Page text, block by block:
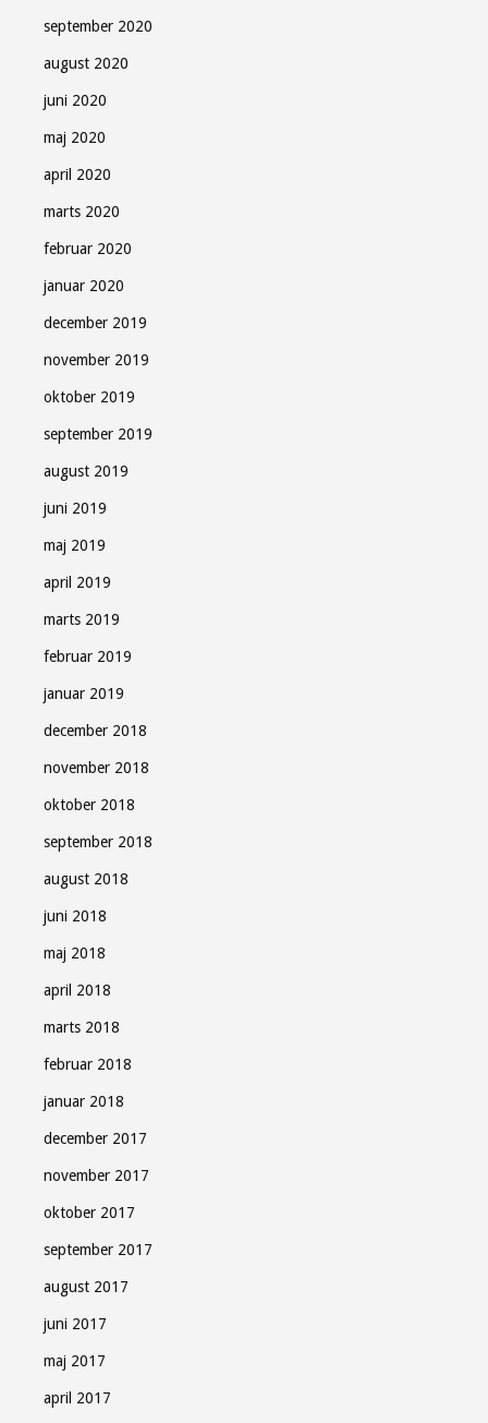
september 2020
august 2020
juni 2020
maj 2020
april 2020
marts 2020
februar 2020
januar 2020
december 2019
november 2019
oktober 2019
september 2019
august 2019
juni 2019
maj 2019
april 2019
marts 2019
februar 2019
januar 2019
december 2018
november 2018
oktober 2018
september 2018
august 2018
juni 2018
maj 2018
april 2018
marts 2018
februar 2018
januar 2018
december 2017
november 2017
oktober 2017
september 2017
august 2017
juni 2017
maj 2017
april 2017